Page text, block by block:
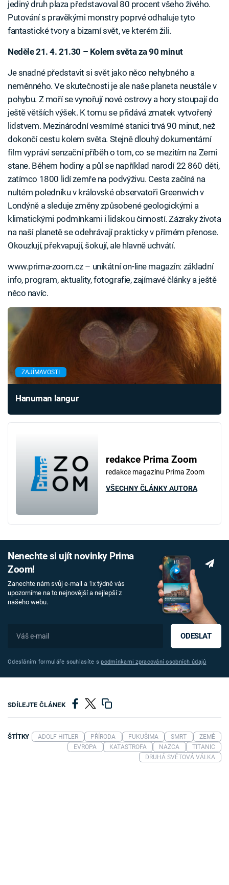
jediný druh plaza představoval 80 procent všeho živého.
Putování s pravěkými monstry poprvé odhaluje tyto
fantastické tvory a bizarní svět, ve kterém žili.
Neděle 21. 4. 21.30 – Kolem světa za 90 minut
Je snadné představit si svět jako něco nehybného a
neměnného. Ve skutečnosti je ale naše planeta neustále v
pohybu. Z moří se vynořují nové ostrovy a hory stoupají do
ještě větších výšek. K tomu se přidává zmatek vytvořený
lidstvem. Mezinárodní vesmírné stanici trvá 90 minut, než
dokončí cestu kolem světa. Stejně dlouhý dokumentární
film vypráví senzační příběh o tom, co se mezitím na Zemi
stane. Během hodiny a půl se například narodí 22 860 děti,
zatímco 1800 lidí zemře na podvýživu. Cesta začíná na
nultém poledníku v královské observatoři Greenwich v
Londýně a sleduje změny způsobené geologickými a
klimatickými podmínkami i lidskou činností. Zázraky života
na naší planetě se odehrávají prakticky v přímém přenose.
Okouzlují, překvapují, šokují, ale hlavně uchvátí.
www.prima-zoom.cz – unikátní on-line magazín: základní
info, program, aktuality, fotografie, zajímavé články a ještě
něco navíc.
ZAJÍMAVOSTI
Hanuman langur
redakce Prima Zoom
redakce magazínu Prima Zoom
VŠECHNY ČLÁNKY AUTORA
Nenechte si ujít novinky Prima
Zoom!
Zanechte nám svůj e-mail a 1x týdně vás
upozorníme na to nejnovější a nejlepší z
našeho webu.
ODESLAT
Odesláním formuláře souhlasíte spodmínkami zpracování osobních údajů
SDÍLEJTE ČLÁNEK
ŠTÍTKY ADOLF HITLER PŘÍRODA FUKUŠIMA SMRT
ZEMĚ
EVROPA
KATASTROFA NAZCA
TITANIC
DRUHÁ SVĚTOVÁ VÁLKA